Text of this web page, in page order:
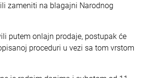
zameniti na blagajni Narodnog
putem onlajn prodaje, postupak će
proceduri u vezi sa tom vrstom